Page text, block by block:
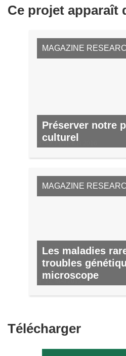
Ce projet apparaît
MAGAZINE
Préserver notre
culturel
Nº 49, FÉVRIER 2016
MAGAZINE
Les maladies
troubles
microscope
Télécharger